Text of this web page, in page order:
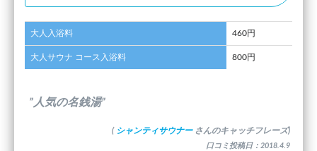
大人入浴料 460円
大人サウナ コース入浴料 800円
”人気の名銭湯”
( シャンティサウナー さんのキャッチフレーズ)
口コミ投稿日：2018.4.9